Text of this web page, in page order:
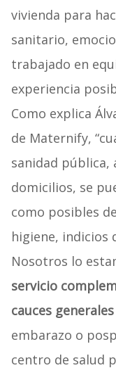
vivienda para
sanitario,
trabajado en
experiencia
Como explica
de Maternify,
sanidad
domicilios, se
como posibles
higiene, indicios
Nosotros lo
servicio
cauces generales
embarazo o
centro de salud